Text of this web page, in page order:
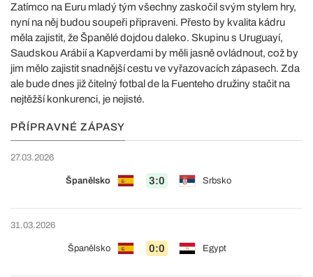
Zatímco na Euru mladý tým všechny zaskočil svým stylem hry,
nyní na něj budou soupeři připraveni. Přesto by kvalita kádru
měla zajistit, že Španělé dojdou daleko. Skupinu s Uruguayí,
Saudskou Arábií a Kapverdami by měli jasně ovládnout, což by
jim mělo zajistit snadnější cestu ve vyřazovacích zápasech. Zda
ale bude dnes již čitelný fotbal de la Fuenteho družiny stačit na
nejtěžší konkurenci, je nejisté.
PŘÍPRAVNÉ ZÁPASY
27.03.2026
Španělsko 3:0 Srbsko
31.03.2026
Španělsko 0:0 Egypt